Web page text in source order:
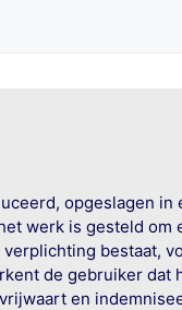
opgeslagen in
werk is gesteld
bestaat,
de gebruiker dat
en